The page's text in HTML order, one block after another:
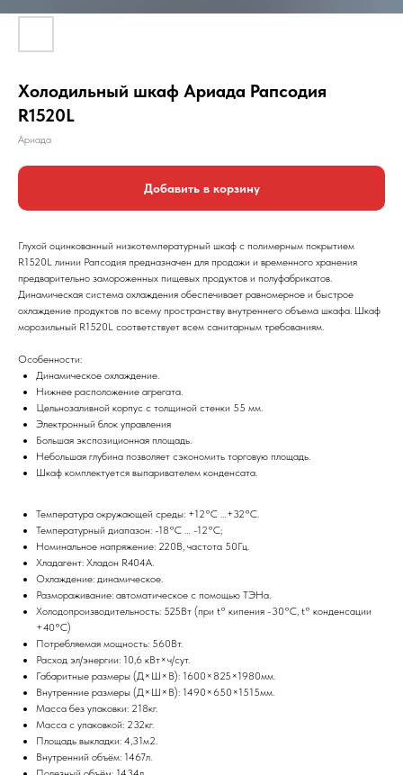
Холодильный шкаф Ариада Рапсодия
R1520L
Ариада
Добавить в корзину
Глухой оцинкованный низкотемпературный шкаф с полимерным покрытием
R1520L линии Рапсодия предназначен для продажи и временного хранения
предварительно замороженных пищевых продуктов и полуфабрикатов.
Динамическая система охлаждения обеспечивает равномерное и быстрое
охлаждение продуктов по всему пространству внутреннего объема шкафа. Шкаф
морозильный R1520L соответствует всем санитарным требованиям.
Особенности:
Динамическое охлаждение.
Нижнее расположение агрегата.
Цельнозаливной корпус с толщиной стенки 55 мм.
Электронный блок управления
Большая экспозиционная площадь.
Небольшая глубина позволяет сэкономить торговую площадь.
Шкаф комплектуется выпаривателем конденсата.
Температура окружающей среды: +12°С …+32°С.
Температурный диапазон: -18°С … -12°С;
Номинальное напряжение: 220В, частота 50Гц.
Хладагент: Хладон R404А.
Охлаждение: динамическое.
Размораживание: автоматическое с помощью ТЭНа.
Холодопроизводительность: 525Вт (при t° кипения -30°С, t° конденсации
+40°С)
Потребляемая мощность: 560Вт.
Расход эл/энергии: 10,6 кВт×ч/сут.
Габаритные размеры (Д×Ш×В): 1600×825×1980мм.
Внутренние размеры (Д×Ш×В): 1490×650×1515мм.
Масса без упаковки: 218кг.
Масса с упаковкой: 232кг.
Площадь выкладки: 4,31м2.
Внутренний объём: 1467л.